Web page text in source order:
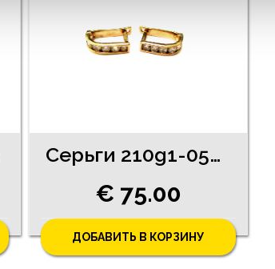
Cерьги 210g1-0563
€ 75.00
ДОБАВИТЬ В КОРЗИНУ